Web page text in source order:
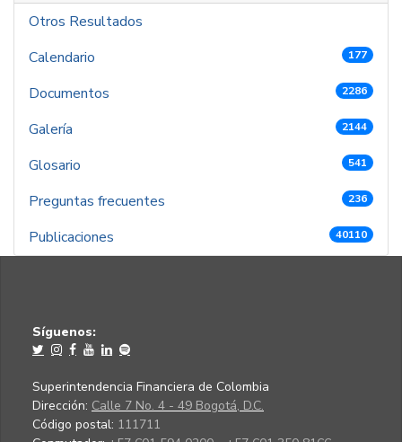
Otros Resultados
Calendario
177
Documentos 2286
Galería 2144
Glosario 541
Preguntas frecuentes 236
Publicaciones 40110
Síguenos:
Superintendencia Financiera de Colombia
Dirección: Calle 7 No. 4 - 49 Bogotá, D.C.
Código postal: 111711